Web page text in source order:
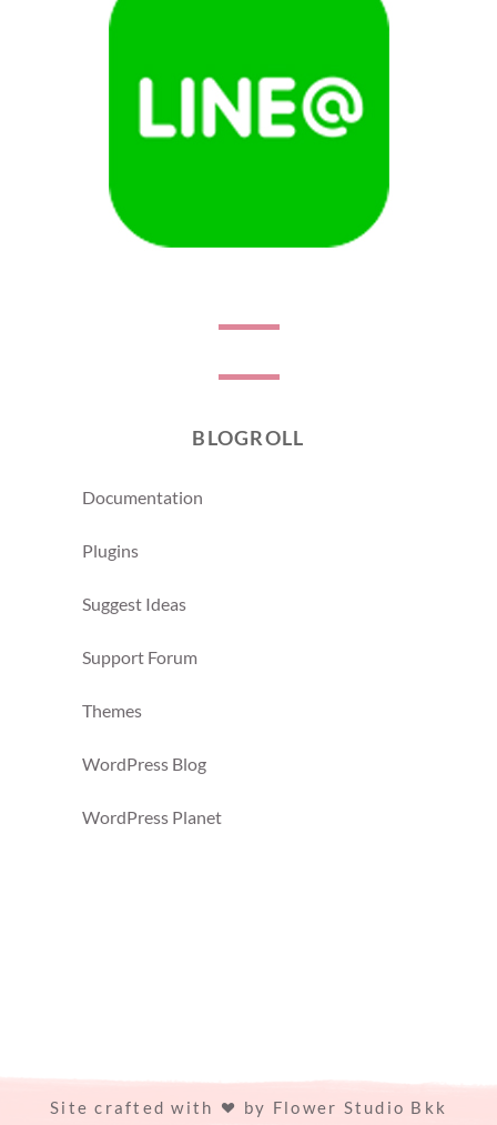
BLOGROLL
Documentation
Plugins
Suggest Ideas
Support Forum
Themes
WordPress Blog
WordPress Planet
Site crafted with by Flower Studio Bkk